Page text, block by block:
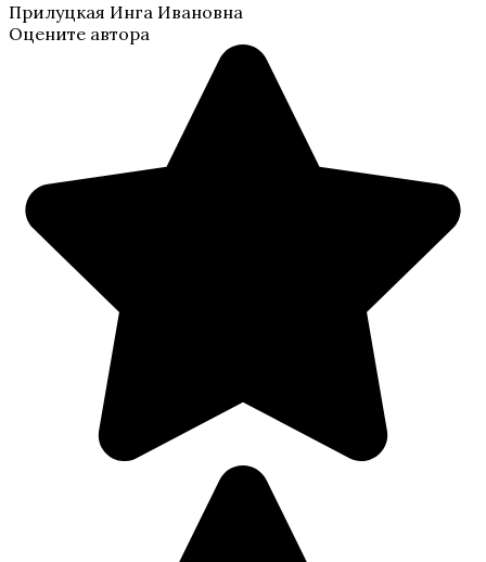
Прилуцкая Инга Ивановна
Оцените автора